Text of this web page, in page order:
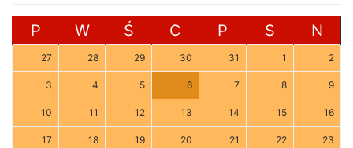
P W Ś C P S N
27 28 29 30 31 1 2
3 4 5 6 7 8 9
10 11 12 13 14 15 16
17 18 19 20 21 22 23